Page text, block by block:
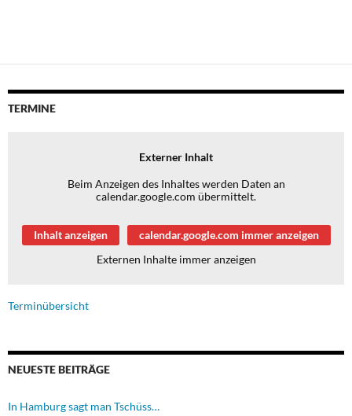
TERMINE
Externer Inhalt
Beim Anzeigen des Inhaltes werden Daten an
calendar.google.com übermittelt.
Inhalt anzeigen
calendar.google.com immer anzeigen
Externen Inhalte immer anzeigen
Terminübersicht
NEUESTE BEITRÄGE
In Hamburg sagt man Tschüss…